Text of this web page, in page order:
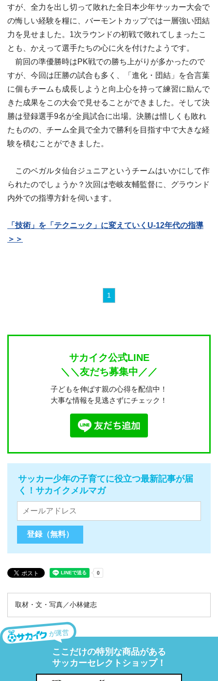
すが、全力を出し切って敗れた全日本少年サッカー大会で
の悔しい経験を糧に、バーモントカップでは一層強い団結
力を見せました。1次ラウンドの初戦で敗れてしまったこ
とも、かえって選手たちの心に火を付けたようです。
前回の準優勝時はPK戦での勝ち上がりが多かったので
すが、今回は圧勝の試合も多く、「進化・団結」を合言葉
に個もチームも成長しようと向上心を持って練習に励んで
きた成果をこの大会で見せることができました。そして決
勝は登録選手9名が全員試合に出場。決勝は惜しくも敗れ
たものの、チーム全員で全力で勝利を目指す中で大きな経
験を積むことができました。
このベガルタ仙台ジュニアというチームはいかにして作
られたのでしょうか？次回は壱岐友輔監督に、グラウンド
内外での指導方針を伺います。
「技術」を「テクニック」に変えていくU-12年代の指導
＞＞
1
サカイク公式LINE
＼＼友だち募集中／／
子どもを伸ばす親の心得を配信中！
大事な情報を見逃さずにチェック！
サッカー少年の子育てに役立つ最新記事が届
く！サカイクメルマガ
取材・文・写真／小林健志
が運営
ここだけの特別な商品がある
サッカーセレクトショップ！